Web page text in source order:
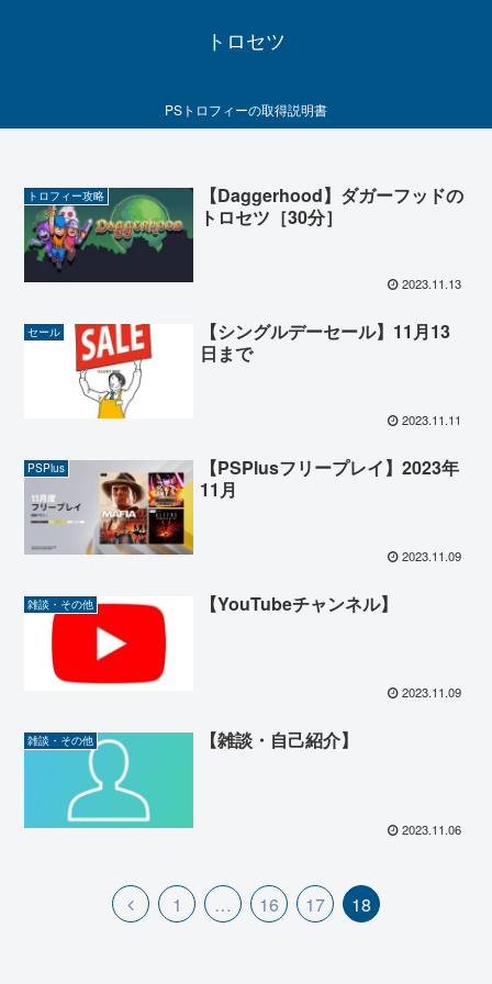
トロセツ
PSトロフィーの取得説明書
トロフィー攻略
【Daggerhood】ダガーフッドの
トロセツ［30分］
2023.11.13
セール
【シングルデーセール】11月13
日まで
2023.11.11
PSPlus
【PSPlusフリープレイ】2023年
11月
2023.11.09
雑談・その他 【YouTubeチャンネル】
2023.11.09
雑談・その他 【雑談・自己紹介】
2023.11.06
前
1 … 16 17 18